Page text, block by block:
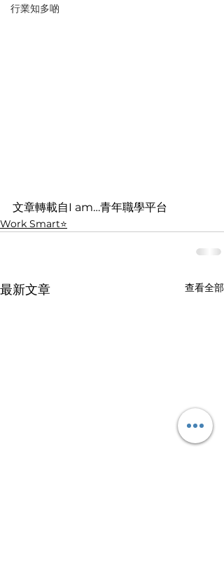
行業知多啲
文章轉載自I am…青年職學平台
Work Smart⭐️
最新文章 查看全部